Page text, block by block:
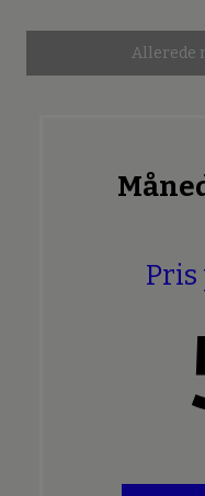
Allerede
Pris